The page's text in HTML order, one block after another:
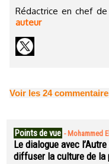
Rédactrice en chef
auteur
Voir les 24
Points de vue - Mohammed
Le dialogue avec
diffuser la culture de la